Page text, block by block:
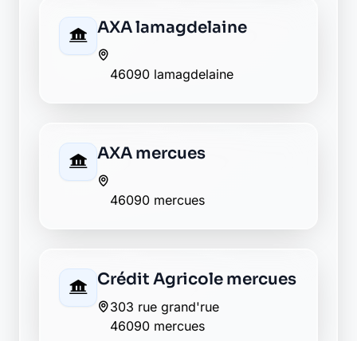
AXA lamagdelaine
46090 lamagdelaine
AXA mercues
46090 mercues
Crédit Agricole mercues
303 rue grand'rue
46090 mercues